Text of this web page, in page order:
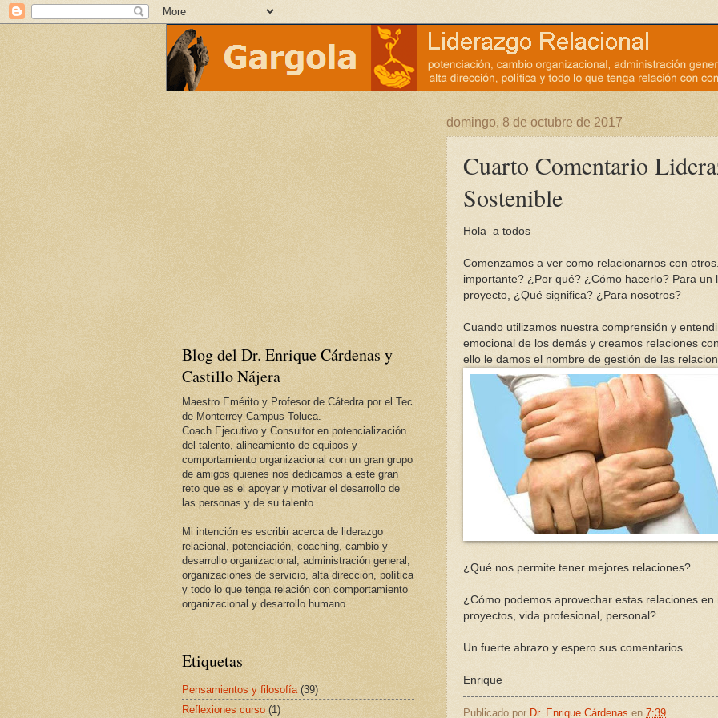
domingo, 8 de octubre de 2017
Cuarto Comentario
Sostenible
Hola a todos
Comenzamos a ver como relacionarnos con
importante? ¿Por qué? ¿Cómo hacerlo? Para un
proyecto, ¿Qué significa? ¿Para nosotros?
Cuando utilizamos nuestra comprensión y
emocional de los demás y creamos relaciones
ello le damos el nombre de gestión de las
¿Qué nos permite tener mejores relaciones?
¿Cómo podemos aprovechar estas relaciones en
proyectos, vida profesional, personal?
Un fuerte abrazo y espero sus comentarios
Enrique
Publicado por Dr. Enrique Cárdenas en 7:39
Blog del Dr. Enrique Cárdenas y
Castillo Nájera
Maestro Emérito y Profesor de Cátedra por el Tec
de Monterrey Campus Toluca.
Coach Ejecutivo y Consultor en potencialización
del talento, alineamiento de equipos y
comportamiento organizacional con un gran grupo
de amigos quienes nos dedicamos a este gran
reto que es el apoyar y motivar el desarrollo de
las personas y de su talento.
Mi intención es escribir acerca de liderazgo
relacional, potenciación, coaching, cambio y
desarrollo organizacional, administración general,
organizaciones de servicio, alta dirección, política
y todo lo que tenga relación con comportamiento
organizacional y desarrollo humano.
Etiquetas
Pensamientos y filosofía (39)
Reflexiones curso (1)